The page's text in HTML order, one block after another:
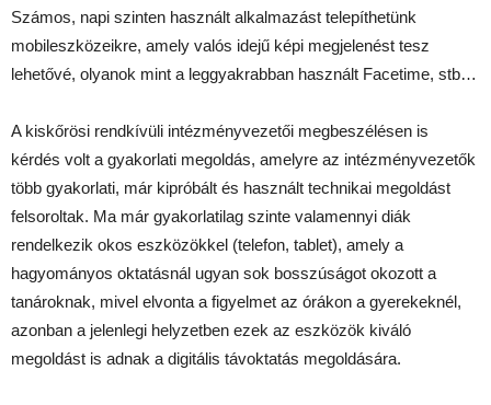
Számos, napi szinten használt alkalmazást telepíthetünk
mobileszközeikre, amely valós idejű képi megjelenést tesz
lehetővé, olyanok mint a leggyakrabban használt Facetime, stb…
A kiskőrösi rendkívüli intézményvezetői megbeszélésen is
kérdés volt a gyakorlati megoldás, amelyre az intézményvezetők
több gyakorlati, már kipróbált és használt technikai megoldást
felsoroltak. Ma már gyakorlatilag szinte valamennyi diák
rendelkezik okos eszközökkel (telefon, tablet), amely a
hagyományos oktatásnál ugyan sok bosszúságot okozott a
tanároknak, mivel elvonta a figyelmet az órákon a gyerekeknél,
azonban a jelenlegi helyzetben ezek az eszközök kiváló
megoldást is adnak a digitális távoktatás megoldására.